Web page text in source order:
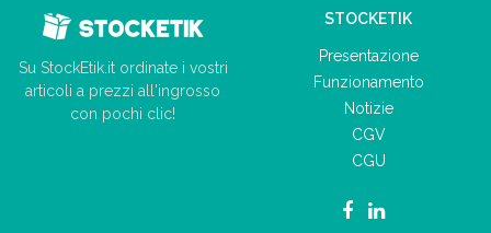
Su StockEtik.it ordinate i vostri
articoli a prezzi all'ingrosso
con pochi clic!
STOCKETIK
Presentazione
Funzionamento
Notizie
CGV
CGU